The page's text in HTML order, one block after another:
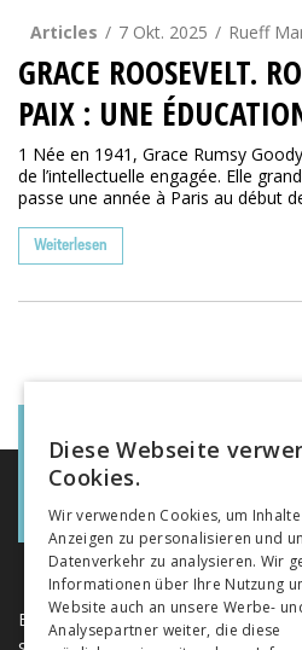
Articles 7 Okt. 2025 Rueff
GRACE ROOSEVELT.
PAIX : UNE
1 Née en 1941, Grace Rumsy
de l’intellectuelle engagée. Elle
passe une année à Paris au début
Weiterlesen
Eine einzigartige Plattform für
Diese Webseite
Cookies.
Wir verwenden Cookies, um
Anzeigen zu personalisieren und
Datenverkehr zu analysieren. Wir
Informationen über Ihre Nutzung
Website auch an unsere Werbe-
Analysepartner weiter, die diese